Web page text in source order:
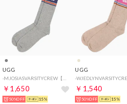
UGG
￥1,650
50%OFF 15%
UGG
￥1,540
50%OFF 15%